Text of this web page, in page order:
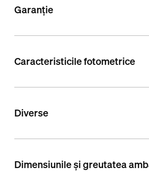
Garanție
Caracteristicile fotometrice
Diverse
Dimensiunile și greutatea